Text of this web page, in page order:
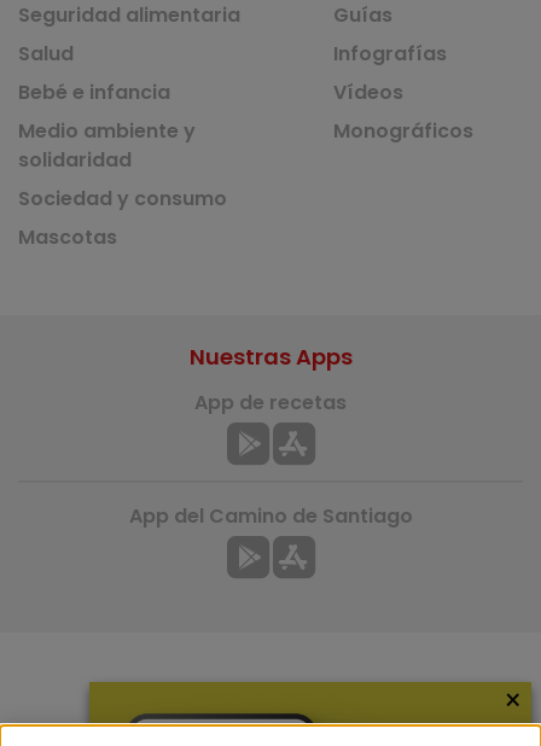
Seguridad alimentaria
Salud
Bebé e infancia
Medio ambiente y
solidaridad
Sociedad y consumo
Mascotas
Guías
Infografías
Vídeos
Monográficos
Nuestras Apps
App de recetas
App del Camino de Santiago
×